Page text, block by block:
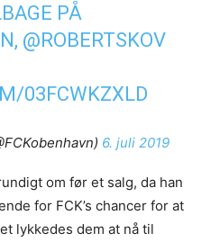
PÅ
@ROBERTSKOV
03FCWKZXLD
6. juli 2019
om før et salg, da han
for FCK’s chancer for at
lykkedes dem at nå til